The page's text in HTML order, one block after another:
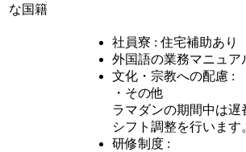
な国籍
社員寮 : 住宅補助あり
外国語の業務マニュア
文化・宗教への配慮 :
・その他
ラマダンの期間中は
シフト調整を行います
研修制度 :